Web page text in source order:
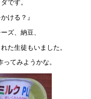
た
です。
ける？』
ズ、納豆、
た生徒もいました。
てみようかな。